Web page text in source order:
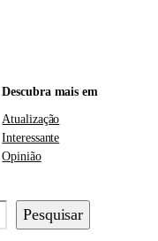
Descubra mais em
Atualização
Interessante
Opinião
Pesquisar